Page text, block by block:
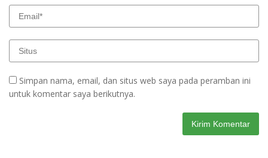
Simpan nama, email, dan situs web saya pada peramban ini
untuk komentar saya berikutnya.